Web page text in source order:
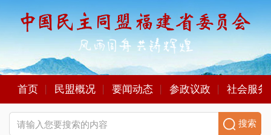
首页 民盟概况 要闻动态 参政议政 社会服务
搜索